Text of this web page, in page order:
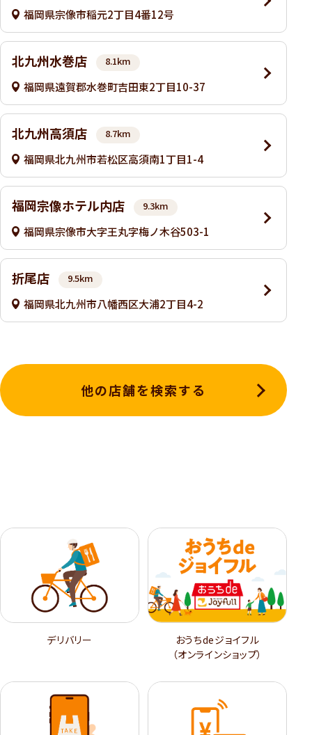
福岡県宗像市稲元2丁目4番12号
北九州水巻店 8.1km
福岡県遠賀郡水巻町吉田東2丁目10-37
北九州高須店 8.7km
福岡県北九州市若松区高須南1丁目1-4
福岡宗像ホテル内店 9.3km
福岡県宗像市大字王丸字梅ノ木谷503-1
折尾店 9.5km
福岡県北九州市八幡西区大浦2丁目4-2
他の店舗を検索する
デリバリー
おうちdeジョイフル
（オンラインショップ）